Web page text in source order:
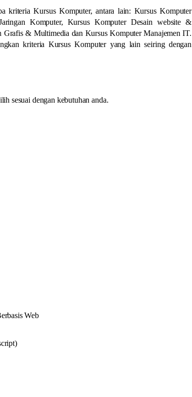
kriteria Kursus Komputer, antara lain: Kursus Komputer
Komputer, Kursus Komputer Desain website &
Grafis & Multimedia dan Kursus Komputer Manajemen IT.
kriteria Kursus Komputer yang lain seiring dengan
sesuai dengan kebutuhan anda.
Web